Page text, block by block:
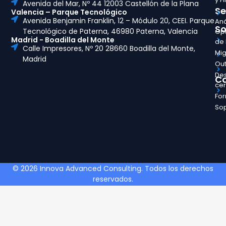
de
Avenida del Mar, Nº 44 12003 Castellón de la Plana
Valencia – Parque Tecnológico
Avenida Benjamin Franklin, 12 – Módulo 20, CEEI. Parque
Tecnológico de Paterna, 46980 Paterna, Valencia
Madrid - Boadilla del Monte
Calle Impresores, Nº 20 28660 Boadilla del Monte,
Madrid
© 2026 Innova Advanced Consulting. Todos los derechos
reservados.